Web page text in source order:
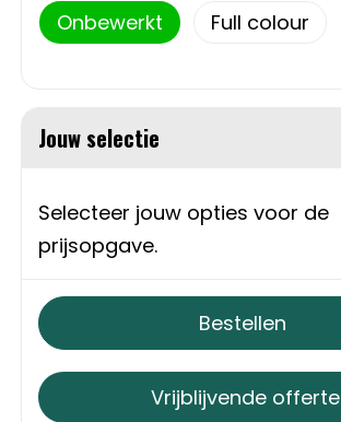
Gilets
Picknicktassen en manden
Reistassensets
Rugzakken
Schoudertassen
Sporttassen
Strandtassen
Onbewerkt Full colour
Jouw selectie
Selecteer jouw opties voor de
prijsopgave.
Bestellen
Vrijblijvende offerte